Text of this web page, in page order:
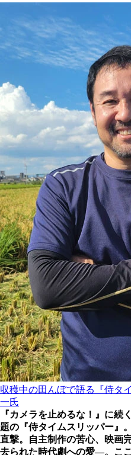
収穫中の田んぼで語る『侍タ
一氏
『カメラを止めるな！』に続
題の『侍タイムスリッパー』
直撃。自主制作の苦心、映画
去られた時代劇への愛―。こ